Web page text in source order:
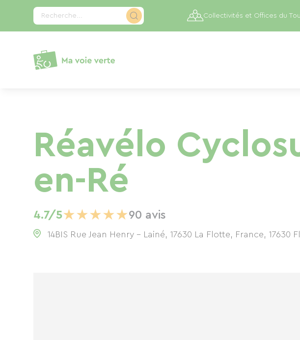
Recherche... Collectivités et Offices du
Réavélo
en-Ré
4.7/5★★★★★90 avis
14BIS Rue Jean Henry - Lainé, 17630 La Flotte, France, 17630
Panneau de gestion des cookies